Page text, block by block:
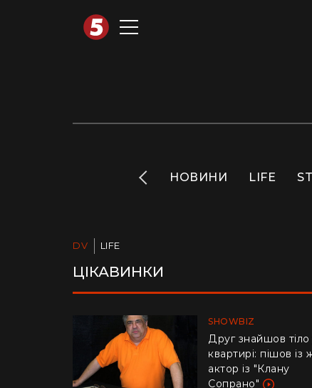
INFO НОВИНИ LIFE
DV LIFE
ЦІКАВИНКИ
SHOWBIZ
Друг знайшов тіло
квартирі: пішов із
актор із "Клану
Сопрано"